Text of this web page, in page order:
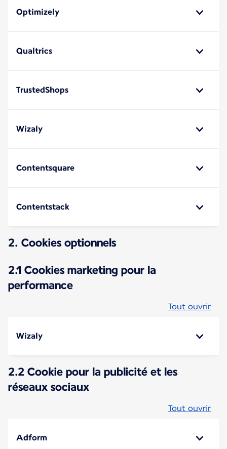
Optimizely
Qualtrics
TrustedShops
Wizaly
Contentsquare
Contentstack
2. Cookies optionnels
2.1 Cookies marketing pour la
performance
Tout ouvrir
Wizaly
2.2 Cookie pour la publicité et les
réseaux sociaux
Tout ouvrir
Adform